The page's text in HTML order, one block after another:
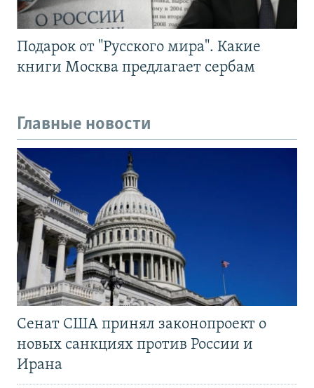
Подарок от "Русского мира". Какие
книги Москва предлагает сербам
Главные новости
Сенат США принял законопроект о
новых санкциях против России и
Ирана